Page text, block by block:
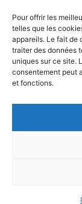
Pour offrir les
telles que les
appareils. Le fait de
traiter des données
uniques sur ce site.
consentement peut
et fonctions.
18 May 2024